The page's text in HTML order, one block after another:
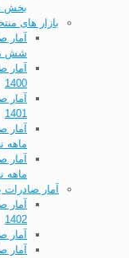
بخش
بازار های
آمار
شش
آمار
1400
آمار
1401
ماهه
ماهه
آمار صادرات
آمار
1402
آمار
آمار